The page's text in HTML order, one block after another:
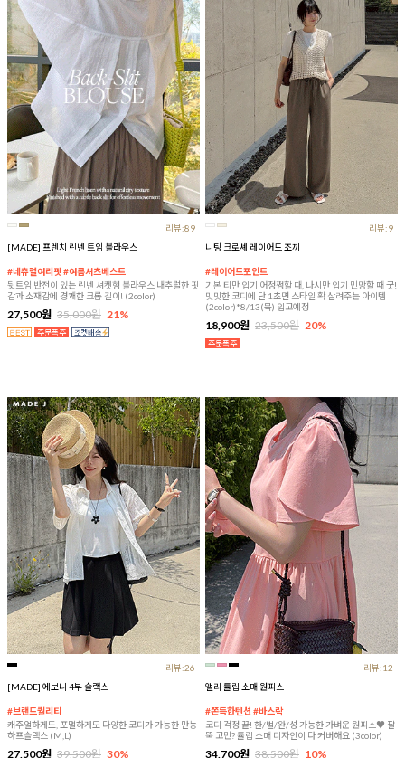
리뷰:89
[MADE] 프렌치 린넨 트임 블라우스
#네츄럴여리핏 #여름셔츠베스트
뒷트임 반전이 있는 린넨 셔켓형 블라우스 내추럴한 핏
감과 소재감에 경쾌한 크롭 길이! (2color)
27,500원 35,000원 21%
리뷰:9
니팅 크로셰 레이어드 조끼
#레이어드포인트
기본 티만 입기 어정쩡할 때, 나시만 입기 민망할 때 굿!
밋밋한 코디에 단 1초면 스타일 확 살려주는 아이템
(2color)*8/13(목) 입고예정
18,900원 23,500원 20%
리뷰:26
[MADE] 에보니 4부 슬랙스
#브랜드퀄리티
캐주얼하게도, 포멀하게도 다양한 코디가 가능한 만능
하프슬랙스 (M,L)
27,500원 39,500원 30%
리뷰:12
앨리 튤립 소매 원피스
#쫀득한텐션 #바스락
코디 걱정 끝! 한/벌/완/성 가능한 가벼운 원피스♥ 팔
뚝 고민? 튤립 소매 디자인이 다 커버해요 (3color)
34,700원 38,500원 10%